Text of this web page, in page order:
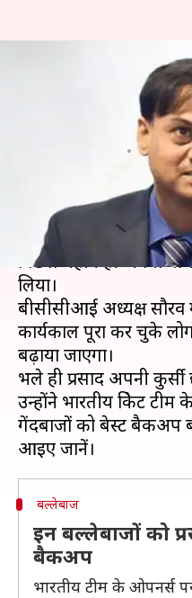
प्रसाद ने इन
गेंदबाजों को
बेस्ट बैकअप
Jan 03, 2020
क्या है खबर?
भारतीय क्रिकेट टीम के
पिछले महीने ही अपना
लिया।
बीसीसीआई अध्यक्ष
कार्यकाल पूरा कर चुके
बढ़ाया जाएगा।
भले ही प्रसाद अपनी
उन्होंने भारतीय क्रिकेट
गेंदबाजों को बेस्ट बैकअप
बल्लेबाज
इन बल्लेबाजों को
बैकअप
भारतीय टीम के ओपनर्स